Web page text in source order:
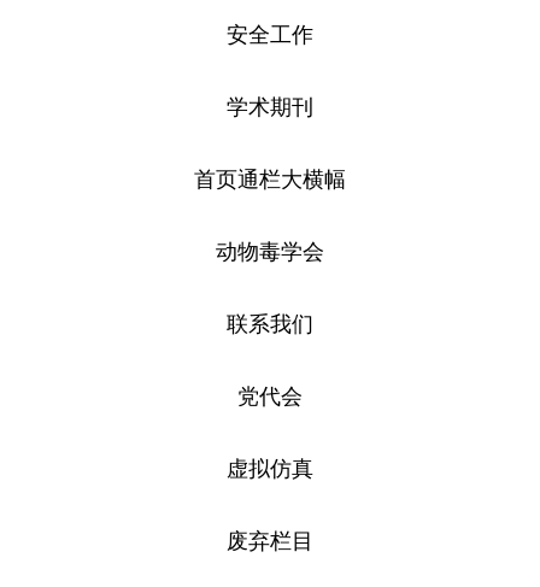
安全工作
学术期刊
首页通栏大横幅
动物毒学会
联系我们
党代会
虚拟仿真
废弃栏目